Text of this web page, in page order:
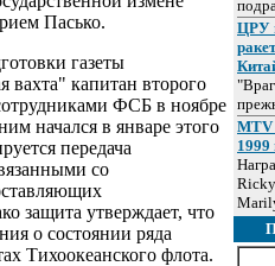
Пасько.
газеты
вахта" капитан второго
ФСБ в ноябре
начался в январе этого
передача
со
защита утверждает, что
о состоянии ряда
Тихоокеанского флота.
ЦРУ
MTV
1999